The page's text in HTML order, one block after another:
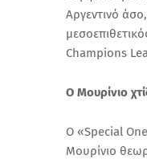
Αργεντινό
Champions
Ο Μουρίνιο
Ο «Special
Μουρίνιο